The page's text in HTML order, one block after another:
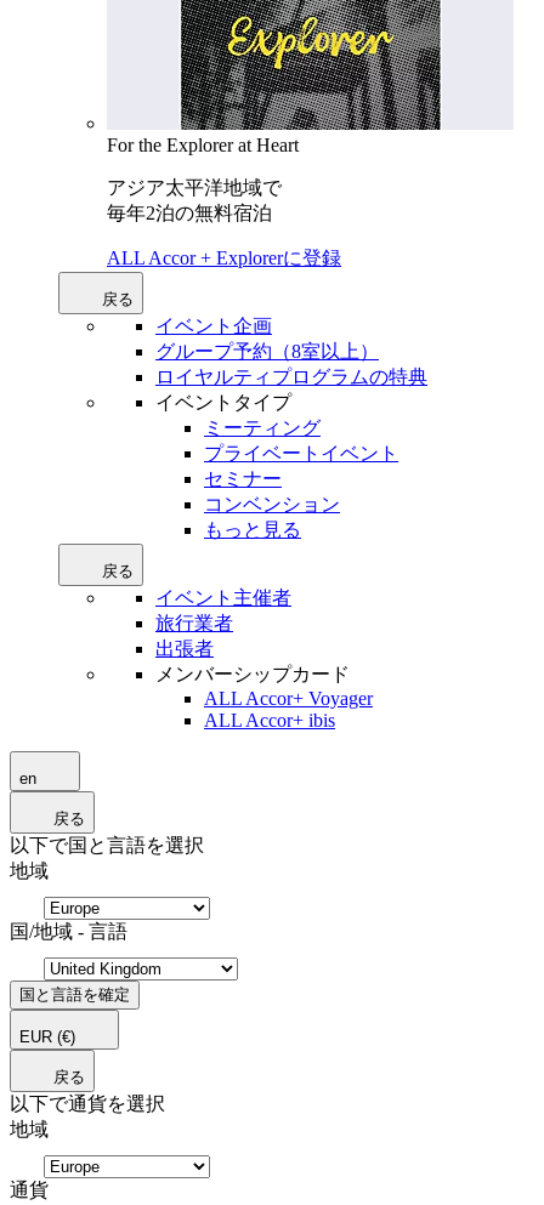
For the Explorer at Heart
アジア太平洋地域で
毎年2泊の無料宿泊
ALL Accor + Explorerに登録
戻る
イベント企画
グループ予約（8室以上）
ロイヤルティプログラムの特典
イベントタイプ
ミーティング
プライベートイベント
セミナー
コンベンション
もっと見る
戻る
イベント主催者
旅行業者
出張者
メンバーシップカード
ALL Accor+ Voyager
ALL Accor+ ibis
en
戻る
以下で国と言語を選択
地域
国/地域 - 言語
国と言語を確定
EUR (€)
戻る
以下で通貨を選択
地域
通貨